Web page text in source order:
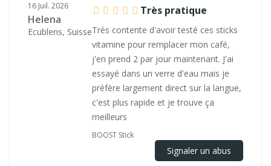
16 Juil. 2026
Helena
Ecublens, Suisse
Très pratique
Très contente d'avoir testé ces sticks
vitamine pour remplacer mon café,
j'en prend 2 par jour maintenant. J'ai
essayé dans un verre d'eau mais je
préfère largement direct sur la langue,
c'est plus rapide et je trouve ça
meilleurs
BOOST Stick
Signaler un abus